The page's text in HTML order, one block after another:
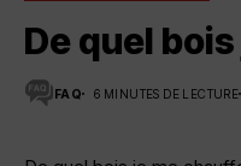
De quel
FAQ 6 MINUTES DE LECTURE